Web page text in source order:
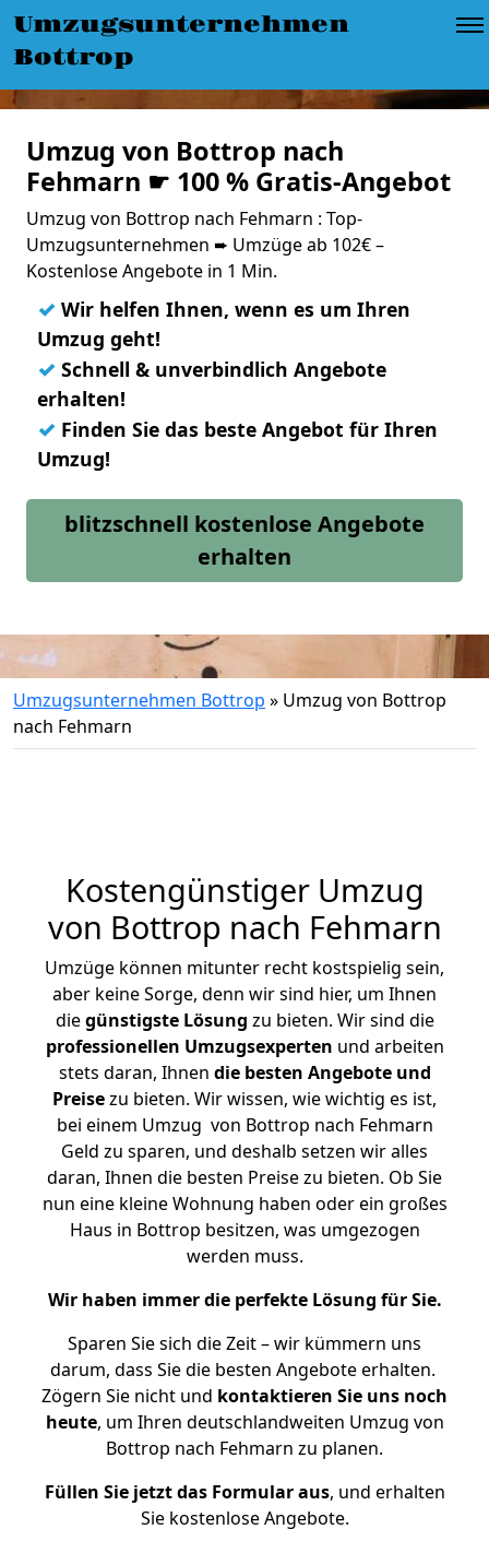
Umzugsunternehmen
Bottrop
Umzug von Bottrop nach
Fehmarn ☛ 100 % Gratis-Angebot
Umzug von Bottrop nach Fehmarn : Top-
Umzugsunternehmen ➨ Umzüge ab 102€ –
Kostenlose Angebote in 1 Min.
✓ Wir helfen Ihnen, wenn es um Ihren
Umzug geht!
✓ Schnell & unverbindlich Angebote
erhalten!
✓ Finden Sie das beste Angebot für Ihren
Umzug!
blitzschnell kostenlose Angebote
erhalten
Umzugsunternehmen Bottrop » Umzug von Bottrop
nach Fehmarn
Kostengünstiger Umzug
von Bottrop nach Fehmarn
Umzüge können mitunter recht kostspielig sein,
aber keine Sorge, denn wir sind hier, um Ihnen
diegünstigste Lösung zu bieten. Wir sind die
professionellen Umzugsexperten und arbeiten
stets daran, Ihnen die besten Angebote und
Preisezu bieten. Wir wissen, wie wichtig es ist,
bei einem Umzug von Bottrop nach Fehmarn
Geld zu sparen, und deshalb setzen wir alles
daran, Ihnen die besten Preise zu bieten. Ob Sie
nun eine kleine Wohnung haben oder ein großes
Haus in Bottrop besitzen, was umgezogen
werden muss.
Wir haben immer die perfekte Lösung für Sie.
Sparen Sie sich die Zeit – wir kümmern uns
darum, dass Sie die besten Angebote erhalten.
Zögern Sie nicht und kontaktieren Sie uns noch
heute, um Ihren deutschlandweiten Umzug von
Bottrop nach Fehmarn zu planen.
Füllen Sie jetzt das Formular aus, und erhalten
Sie kostenlose Angebote.